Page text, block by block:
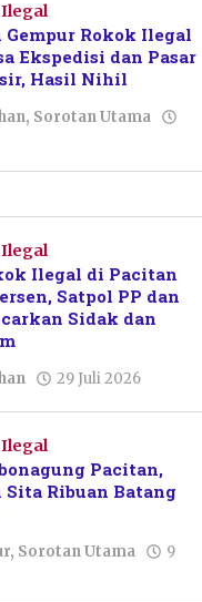
Gempur Rokok Ilegal
Ekspedisi dan Pasar
Hasil Nihil
, Sorotan Utama
Ilegal di Pacitan
Satpol PP dan
Sidak dan
29 Juli 2026
Tondo
Pacitan,
Sita Ribuan Batang
, Sorotan Utama
9